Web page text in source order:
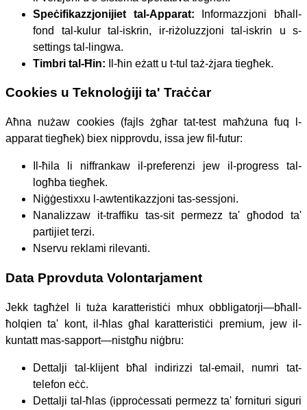
Speċifikazzjonijiet tal-Apparat: Informazzjoni bħall-
fond tal-kulur tal-iskrin, ir-riżoluzzjoni tal-iskrin u s-
settings tal-lingwa.
Timbri tal-Ħin: Il-ħin eżatt u t-tul taż-żjara tiegħek.
Cookies u Teknoloġiji ta' Traċċar
Aħna nużaw cookies (fajls żgħar tat-test maħżuna fuq l-
apparat tiegħek) biex nipprovdu, issa jew fil-futur:
Il-ħila li niffrankaw il-preferenzi jew il-progress tal-
logħba tiegħek.
Niġġestixxu l-awtentikazzjoni tas-sessjoni.
Nanalizzaw it-traffiku tas-sit permezz ta' għodod ta'
partijiet terzi.
Nservu reklami rilevanti.
Data Pprovduta Volontarjament
Jekk tagħżel li tuża karatteristiċi mhux obbligatorji—bħall-
ħolqien ta' kont, il-ħlas għal karatteristiċi premium, jew il-
kuntatt mas-sapport—nistgħu niġbru:
Dettalji tal-klijent bħal indirizzi tal-email, numri tat-
telefon eċċ.
Dettalji tal-ħlas (ipproċessati permezz ta' fornituri siguri